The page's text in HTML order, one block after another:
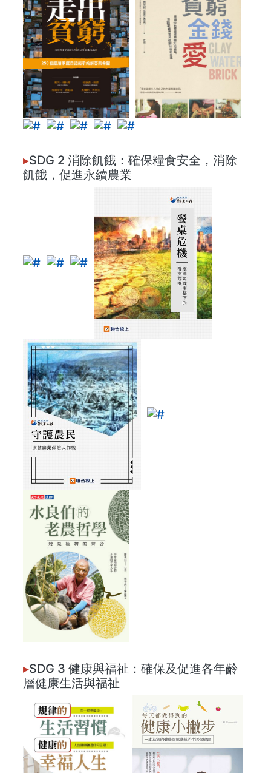
▸SDG 2 消除飢餓：確保糧食安全，消除
飢餓，促進永續農業
▸SDG 3 健康與福祉：確保及促進各年齡
層健康生活與福祉